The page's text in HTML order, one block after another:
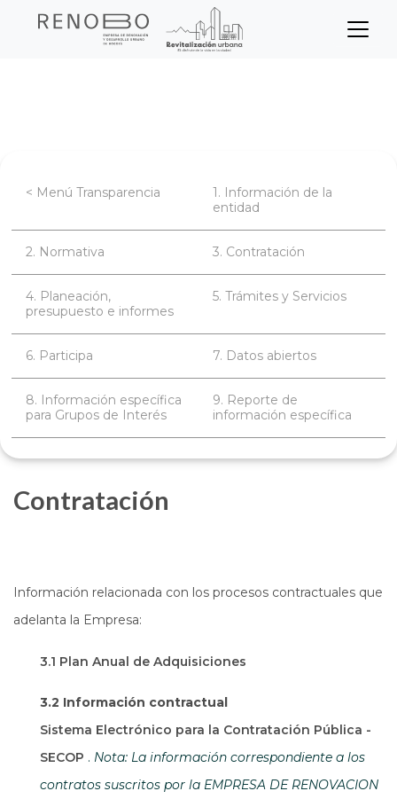
Sitio Web Empresa de
Transparencia
< Menú Transparencia
1. Información de la
entidad
2. Normativa 3. Contratación
4. Planeación,
presupuesto e informes
5. Trámites y Servicios
6. Participa 7. Datos abiertos
8. Información específica
para Grupos de Interés
9. Reporte de
información específica
Contratación
Información relacionada con los procesos contractuales que
adelanta la Empresa:
3.1 Plan Anual de Adquisiciones
3.2 Información contractual
Sistema Electrónico para la Contratación Pública -
SECOP Abre en una nueva ventana
. Nota: La información correspondiente a los
contratos suscritos por la EMPRESA DE RENOVACION